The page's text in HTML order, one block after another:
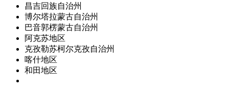
昌吉回族自治州
博尔塔拉蒙古自治州
巴音郭楞蒙古自治州
阿克苏地区
克孜勒苏柯尔克孜自治州
喀什地区
和田地区